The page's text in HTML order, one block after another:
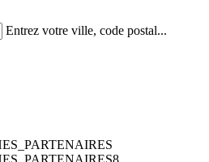
Entrez votre ville, code postal...